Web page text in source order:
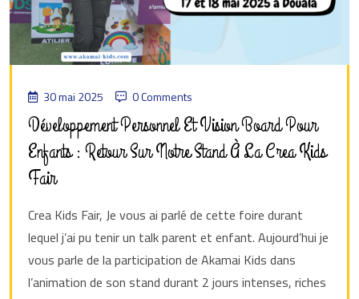
30 mai 2025 0 Comments
Développement Personnel Et Vision Board Pour
Enfants : Retour Sur Notre Stand À La Crea Kids
Fair
Crea Kids Fair, Je vous ai parlé de cette foire durant
lequel j’ai pu tenir un talk parent et enfant. Aujourd’hui je
vous parle de la participation de Akamai Kids dans
l’animation de son stand durant 2 jours intenses, riches